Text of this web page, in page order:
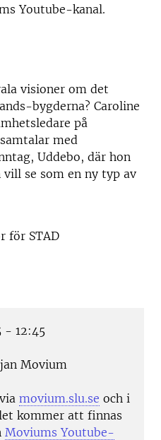
Youtube-kanal.
visioner om det
bygderna? Caroline
på
med
Uddebo, där hon
se som en ny typ av
för STAD
- 12:45
Movium
movium.slu.se och i
kommer att finnas
Moviums Youtube-